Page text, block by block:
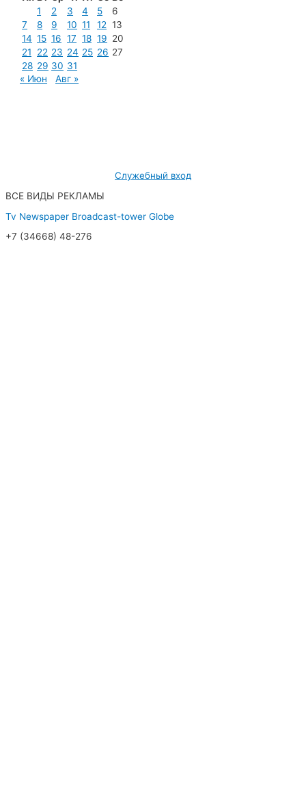
1
2 3 4 5
6
7
8 9 10 11 12 13
14 15 16 17 18 19 20
21
22 23 24 25 26 27
28 29 30 31
« Июн
Авг »
Служебный вход
ВСЕ ВИДЫ РЕКЛАМЫ
Tv Newspaper Broadcast-tower Globe
+7 (34668) 48-276